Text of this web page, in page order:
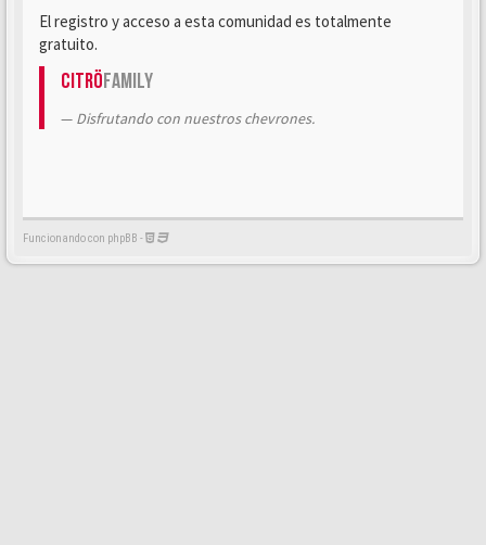
El registro y acceso a esta comunidad es totalmente
gratuito.
CitröFamily
Disfrutando con nuestros chevrones.
Funcionando con phpBB -